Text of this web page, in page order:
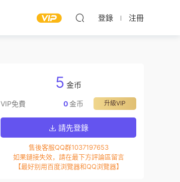
登錄 注冊
5 金币
VIP免費 升級VIP
0金币
請先登錄
售後客服QQ群1037197653
如果鏈接失效，請在最下方評論區留言
【最好别用百度浏覽器和QQ浏覽器】